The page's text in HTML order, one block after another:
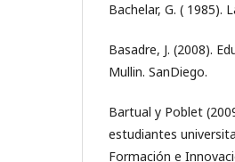
Bachelar, G. ( 1985).
Basadre, J. (2008).
Mullin. SanDiego.
Bartual y Poblet
estudiantes
Formación e